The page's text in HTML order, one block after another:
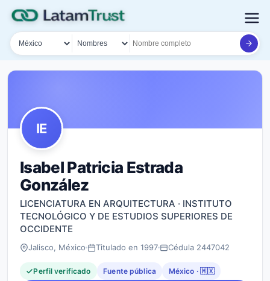
País
Tipo de búsqueda
Nombre o documento
IE
Isabel Patricia Estrada
González
LICENCIATURA EN ARQUITECTURA · INSTITUTO
TECNOLÓGICO Y DE ESTUDIOS SUPERIORES DE
OCCIDENTE
Jalisco, México Titulado en 1997 Cédula 2447042
Perfil verificado Fuente pública México · 🇲🇽